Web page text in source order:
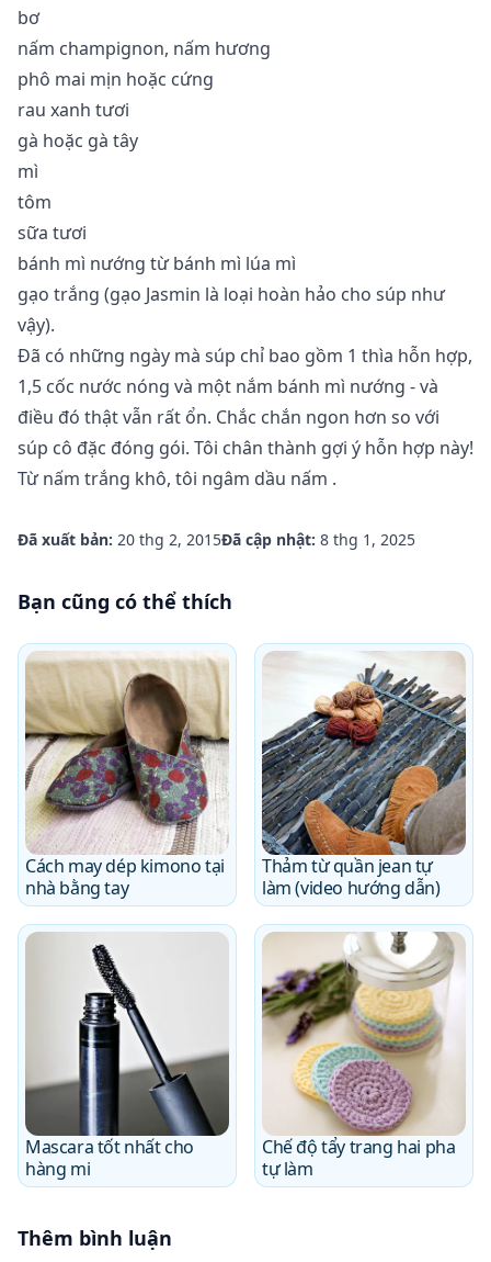
bơ
nấm champignon, nấm hương
phô mai mịn hoặc cứng
rau xanh tươi
gà hoặc gà tây
mì
tôm
sữa tươi
bánh mì nướng từ bánh mì lúa mì
gạo trắng (gạo Jasmin là loại hoàn hảo cho súp như
vậy).
Đã có những ngày mà súp chỉ bao gồm 1 thìa hỗn hợp,
1,5 cốc nước nóng và một nắm bánh mì nướng - và
điều đó thật vẫn rất ổn. Chắc chắn ngon hơn so với
súp cô đặc đóng gói. Tôi chân thành gợi ý hỗn hợp này!
Từ nấm trắng khô, tôi ngâm dầu nấm .
Đã xuất bản: 20 thg 2, 2015Đã cập nhật: 8 thg 1, 2025
Bạn cũng có thể thích
Cách may dép kimono tại
nhà bằng tay
Thảm từ quần jean tự
làm (video hướng dẫn)
Mascara tốt nhất cho
hàng mi
Chế độ tẩy trang hai pha
tự làm
Thêm bình luận